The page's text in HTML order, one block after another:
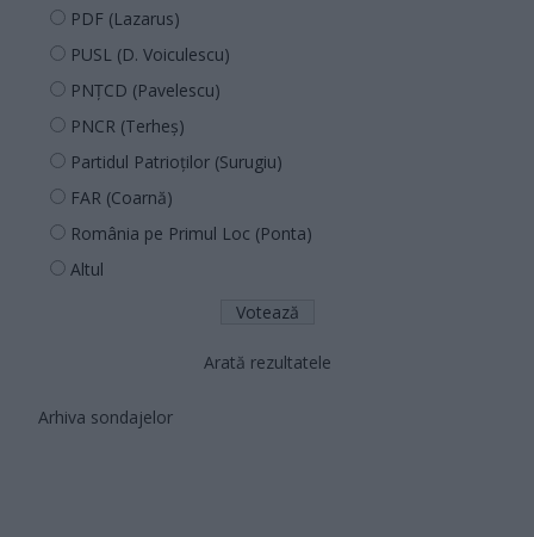
PDF (Lazarus)
PUSL (D. Voiculescu)
PNȚCD (Pavelescu)
PNCR (Terheș)
Partidul Patrioților (Surugiu)
FAR (Coarnă)
România pe Primul Loc (Ponta)
Altul
Arată rezultatele
Arhiva sondajelor